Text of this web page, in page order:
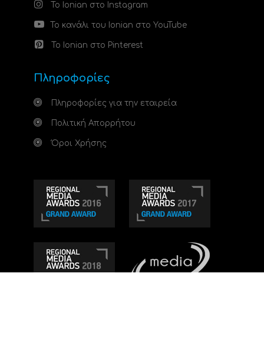
Το Ionian στο Instagram
Το κανάλι του Ionian στο YouTube
Το Ionian στο Pinterest
Πληροφορίες
Πληροφορίες για την εταιρεία
Πολιτική Απορρήτου
Όροι Χρήσης